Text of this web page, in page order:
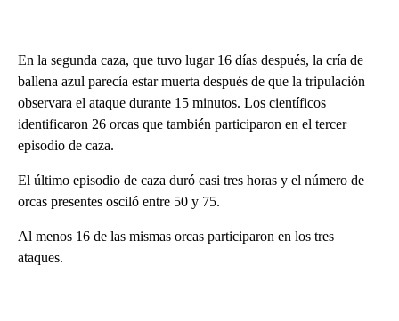
En la segunda caza, que tuvo lugar 16 días después, la cría de
ballena azul parecía estar muerta después de que la tripulación
observara el ataque durante 15 minutos. Los científicos
identificaron 26 orcas que también participaron en el tercer
episodio de caza.
El último episodio de caza duró casi tres horas y el número de
orcas presentes osciló entre 50 y 75.
Al menos 16 de las mismas orcas participaron en los tres
ataques.